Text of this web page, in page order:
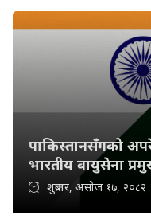
पाकिस्तानसँगको
भारतीय वायुसेना
शुक्रबार, असोज १७, २०८२